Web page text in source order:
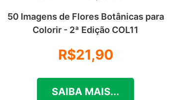
50 Imagens de Flores Botânicas para
Colorir - 2ª Edição COL11
R$21,90
SAIBA MAIS...